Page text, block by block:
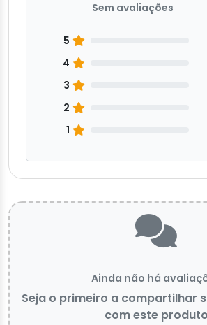
Sem avaliações
5
4
3
2
1
Ainda não há
Seja o primeiro a compartilhar
com este produto